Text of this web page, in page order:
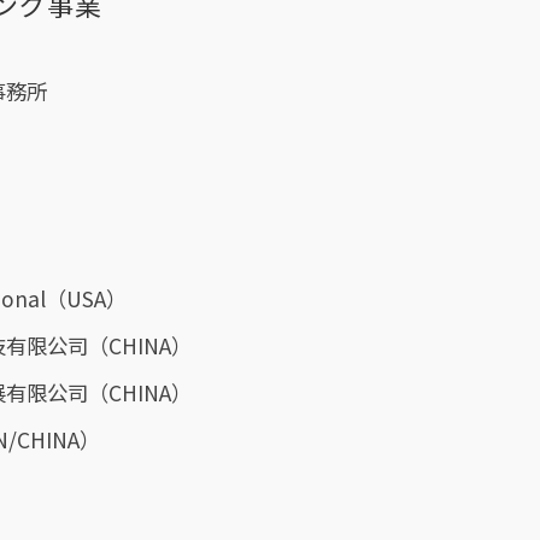
務所
（USA）
限公司（CHINA）
限公司（CHINA）
CHINA）